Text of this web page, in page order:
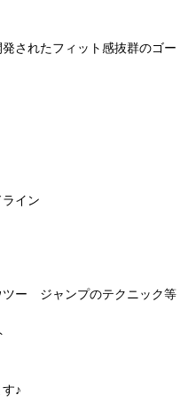
されたフィット感抜群のゴー
イン
ー ジャンプのテクニック等
♪